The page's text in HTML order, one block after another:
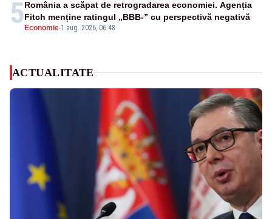
5 Economie-1 aug. 2026, 06:48
România a scăpat de retrogradarea economiei. Agenția
Fitch menține ratingul „BBB-” cu perspectivă negativă
ACTUALITATE